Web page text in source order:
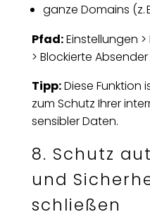
ganze Domains (z.
Pfad:Einstellungen
> Blockierte
Tipp:Diese Funktion
zum Schutz Ihrer
sensibler Daten.
8. Schutz
und
schließen